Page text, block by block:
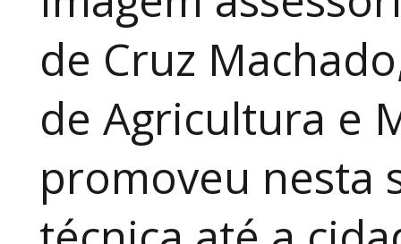
de Cruz
de Agricultura e
promoveu nesta